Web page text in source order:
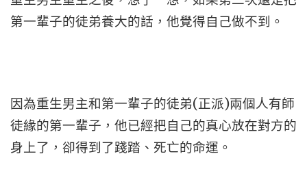
第一輩子的徒弟養大的話，他覺得自己做不到。
因為重生男主和第一輩子的徒弟(正派)兩個人有師
徒緣的第一輩子，他已經把自己的真心放在對方的
身上了，卻得到了踐踏、死亡的命運。